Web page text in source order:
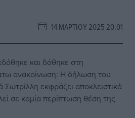
14 ΜΑΡΤΊΟΥ 2025 20:01
και δόθηκε στη
ανακοίνωση: Η δήλωση του
εκφράζει αποκλειστικά
σε καμία περίπτωση θέση της